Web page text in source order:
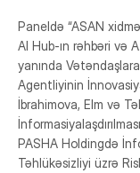
Kitabxana
Nəqliyyat
STEAM
Paneldə “ASAN
AI Hub-ın rəhbəri və
yanında
Agentliyinin
İbrahimova, Elm və
PASHA Holdingdə
Təhlükəsizliyi üzrə